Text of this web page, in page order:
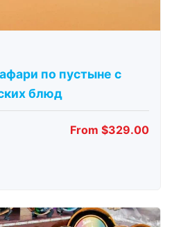
по пустыне с
блюд
From $329.00